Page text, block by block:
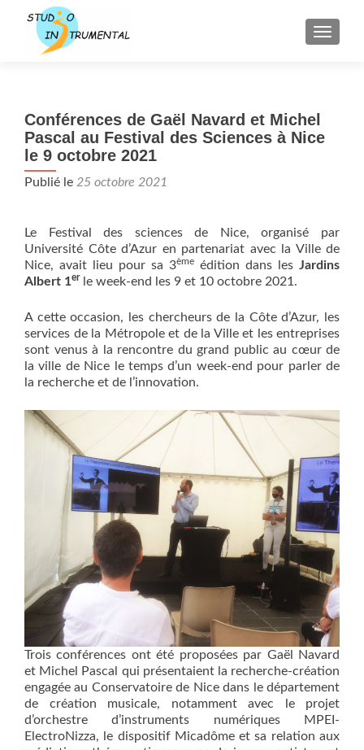
Conférences de Gaël Navard et Michel
Pascal au Festival des Sciences à Nice
le 9 octobre 2021
Publié le 25 octobre 2021
Le Festival des sciences de Nice, organisé par
Université Côte d’Azur en partenariat avec la Ville de
Nice, avait lieu pour sa 3ème édition dans les Jardins
Albert 1er le week-end les 9 et 10 octobre 2021.
A cette occasion, les chercheurs de la Côte d’Azur, les
services de la Métropole et de la Ville et les entreprises
sont venus à la rencontre du grand public au cœur de
la ville de Nice le temps d’un week-end pour parler de
la recherche et de l’innovation.
Trois conférences ont été proposées par Gaël Navard
et Michel Pascal qui présentaient la recherche-création
engagée au Conservatoire de Nice dans le département
de création musicale, notamment avec le projet
d’orchestre d’instruments numériques MPEI-
ElectroNizza, le dispositif Micadôme et sa relation aux